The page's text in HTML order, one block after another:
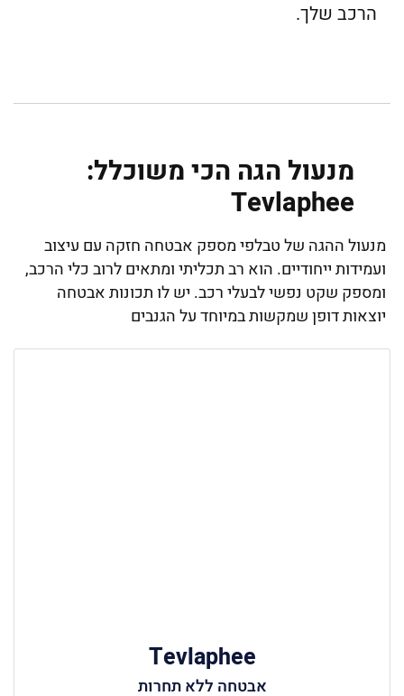
הרכב שלך.
מנעול הגה הכי משוכלל:
Tevlaphee
מנעול ההגה של טבלפי מספק אבטחה חזקה עם עיצוב
ועמידות ייחודיים. הוא רב תכליתי ומתאים לרוב כלי הרכב,
ומספק שקט נפשי לבעלי רכב. יש לו תכונות אבטחה
יוצאות דופן שמקשות במיוחד על הגנבים
Tevlaphee
אבטחה ללא תחרות